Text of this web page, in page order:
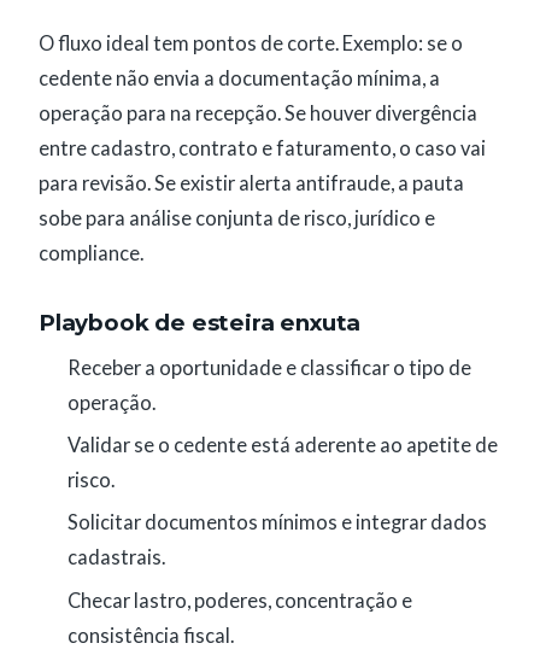
O fluxo ideal tem pontos de corte. Exemplo: se o
cedente não envia a documentação mínima, a
operação para na recepção. Se houver divergência
entre cadastro, contrato e faturamento, o caso vai
para revisão. Se existir alerta antifraude, a pauta
sobe para análise conjunta de risco, jurídico e
compliance.
Playbook de esteira enxuta
Receber a oportunidade e classificar o tipo de
operação.
Validar se o cedente está aderente ao apetite de
risco.
Solicitar documentos mínimos e integrar dados
cadastrais.
Checar lastro, poderes, concentração e
consistência fiscal.